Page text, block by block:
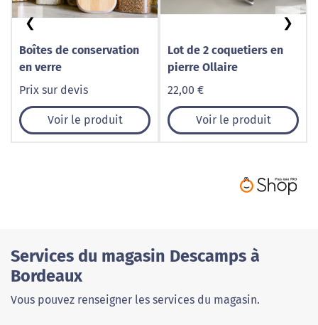
Boîtes de conservation
en verre
Prix sur devis
Voir le produit
Lot de 2 coquetiers en
pierre Ollaire
22,00 €
Voir le produit
❮ ❯
Services du magasin Descamps à
Bordeaux
Vous pouvez renseigner les services du magasin.